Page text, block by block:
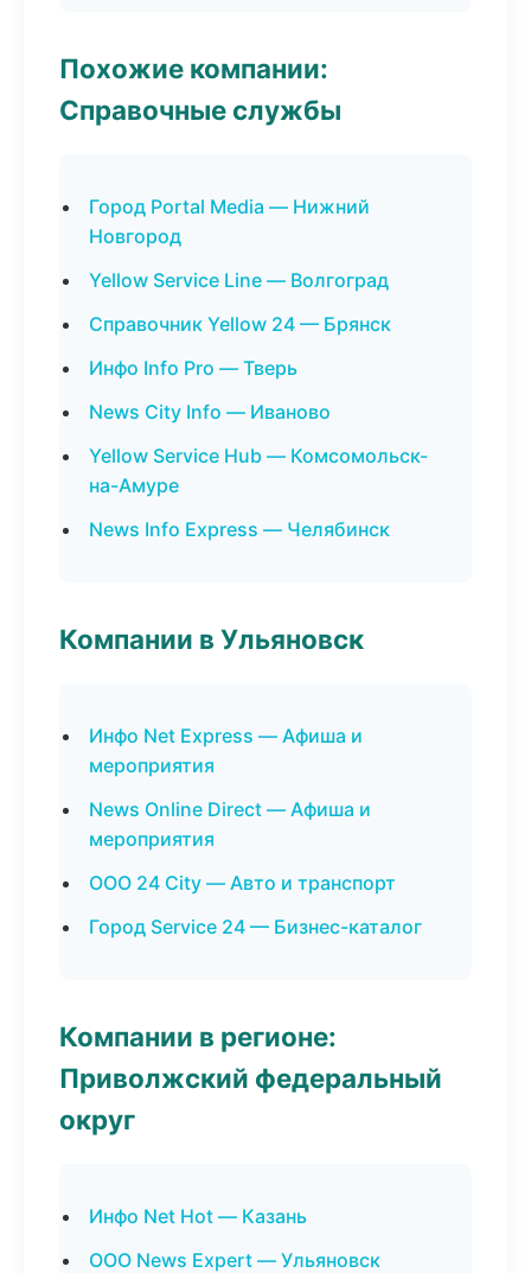
Похожие компании:
Справочные службы
Город Portal Media — Нижний
Новгород
Yellow Service Line — Волгоград
Справочник Yellow 24 — Брянск
Инфо Info Pro — Тверь
News City Info — Иваново
Yellow Service Hub — Комсомольск-
на-Амуре
News Info Express — Челябинск
Компании в Ульяновск
Инфо Net Express — Афиша и
мероприятия
News Online Direct — Афиша и
мероприятия
ООО 24 City — Авто и транспорт
Город Service 24 — Бизнес-каталог
Компании в регионе:
Приволжский федеральный
округ
Инфо Net Hot — Казань
ООО News Expert — Ульяновск